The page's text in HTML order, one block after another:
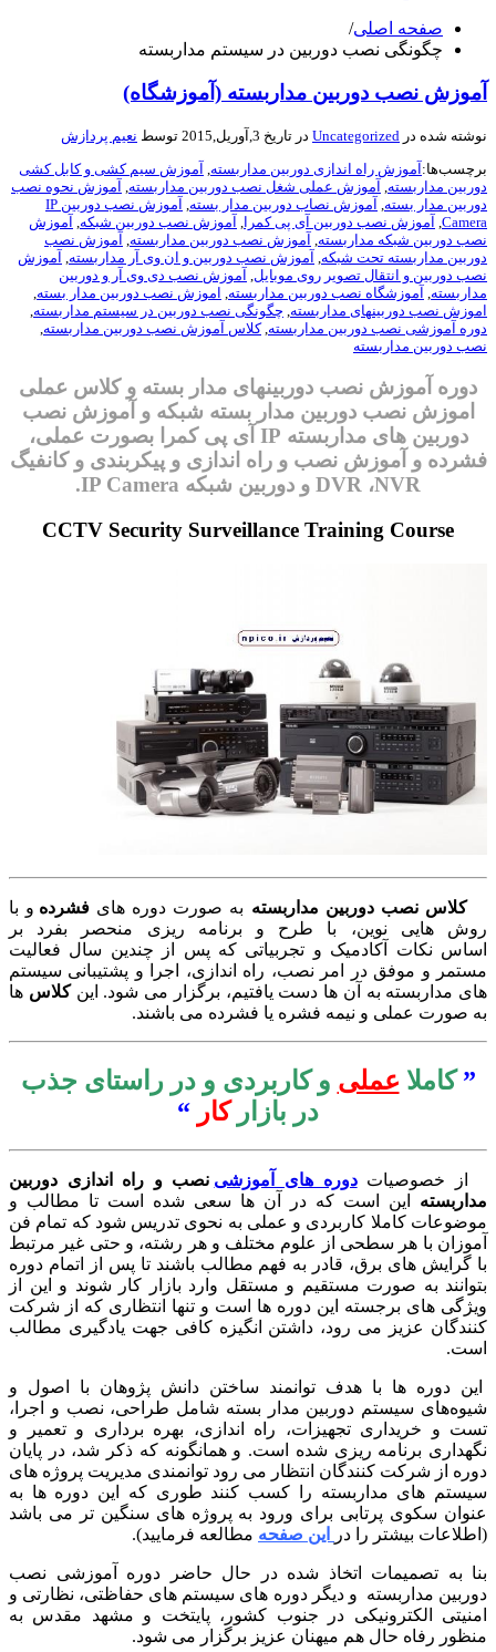
صفحه اصلی /
چگونگی نصب دوربین در سیستم مداربسته
نصب دوربین مداربسته (آموزشگاه)
شده درUncategorizedدر تاریخ 3,آوریل,2015 توسط
نعیم پردازش
آموزش راه اندازی دوربین مداربسته ,آموزش سیم کشی و کابل کشی
مداربسته ,آموزش عملی شغل نصب دوربین مداربسته ,آموزش نحوه نصب
مدار بسته ,آموزش نصاب دوربین مدار بسته ,
آموزش نصب دوربین IP
,آموزش نصب دوربین آی پی کمرا ,آموزش نصب دوربین شبکه ,آموزش
شبکه مداربسته ,آموزش نصب دوربین مداربسته ,آموزش نصب
مداربسته تحت شبکه ,آموزش نصب دوربین و ان وی آر مداربسته ,آموزش
و انتقال تصویر روی موبایل,آموزش نصب دی وی آر و دوربین
,آموزشگاه نصب دوربین مداربسته ,اموزش نصب دوربین مدار بسته
نصب دوربینهای مداربسته ,چگونگی نصب دوربین در سیستم مداربسته
آموزشی نصب دوربین مداربسته ,کلاس آموزش نصب دوربین مداربسته
مداربسته
آموزش نصب دوربینهای مدار بسته و کلاس عملی
نصب دوربین مدار بسته شبکه و آموزش نصب
دوربین های مداربسته IP آی پی کمرا بصورت عملی،
و آموزش نصب و راه اندازی و پیکربندی و کانفیگ
DVR ،NVR و
دوربین شبکه IP Camera
.
CCTV Security Surveillance Training Course
نصب دوربین مداربستهبه صورت دوره هایفشردهو با
هایی نوین، با طرح و برنامه ریزی منحصر بفرد بر
نکات آکادمیک و تجربیاتی که پس از چندین سال فعالیت
و موفق در امر نصب، راه اندازی، اجرا و پشتیبانی سیستم
مداربسته به آن ها دست یافتیم، برگزار می شود. اینکلاسها
عملی و نیمه فشره یا فشرده می باشند.
کاملاعملیو کاربردی و در راستای جذب
در بازار کار “
خصوصیاتدوره های آموزشینصب و راه اندازی دوربین
این است که در آن ها سعی شده است تا مطالب و
کاملا کاربردی و عملی به نحوی تدریس شود که تمام فن
با هر سطحی از علوم مختلف و هر رشته، و حتی غیر مرتبط
های برق، قادر به فهم مطالب باشند تا پس از اتمام دوره
به صورت مستقیم و مستقل وارد بازار کار شوند و این از
های برجسته این دوره ها است و تنها انتظاری که از شرکت
عزیز می رود، داشتن انگیزه کافی جهت یادگیری مطالب
دوره ها با هدف توانمند ساختن دانش پژوهان با اصول و
سیستم دوربین مدار بسته شامل طراحی، نصب و اجرا،
و خریداری تجهیزات، راه اندازی، بهره برداری و تعمیر و
برنامه ریزی شده است. و همانگونه که ذکر شد، در پایان
از شرکت کنندگان انتظار می رود توانمندی مدیریت پروژه های
های مداربسته را کسب کنند طوری که این دوره ها به
سکوی پرتابی برای ورود به پروژه های سنگین تر می باشد
بیشتر را در این صفحهمطالعه فرمایید).
به تصمیمات اتخاذ شده در حال حاضر دوره آموزشی نصب
مداربسته و دیگر دوره های سیستم های حفاظتی، نظارتی و
الکترونیکی در جنوب کشور، پایتخت و مشهد مقدس به
رفاه حال هم میهنان عزیز برگزار می شود.